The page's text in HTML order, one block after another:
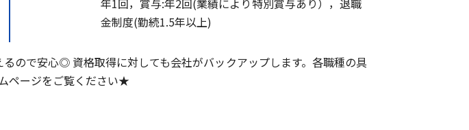
金制度(勤続1.5年以上)
ので安心◎ 資格取得に対しても会社がバックアップします。各職種の具
ページをご覧ください★